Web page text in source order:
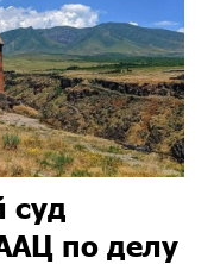
суд
по делу